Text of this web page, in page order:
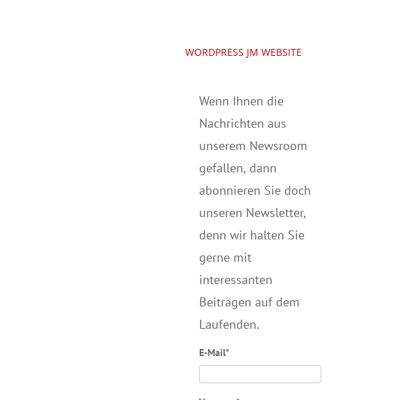
WORDPRESS JM WEBSITE
Wenn Ihnen die
Nachrichten aus
unserem Newsroom
gefallen, dann
abonnieren Sie doch
unseren Newsletter,
denn wir halten Sie
gerne mit
interessanten
Beiträgen auf dem
Laufenden.
E-Mail*